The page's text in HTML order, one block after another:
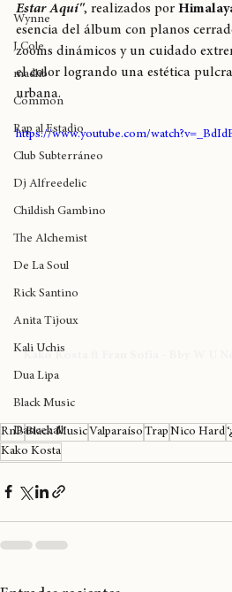
Protoje
Wynne
J Cole
madlib
Common
Rap al Estadio
Club Subterráneo
Dj Alfreedelic
Childish Gambino
The Alchemist
De La Soul
Rick Santino
Anita Tijoux
Kali Uchis
Dua Lipa
Black Music
Dancehall
Los videoclips de los sencillos "Bby
Estar Aquí" , realizados por
esencia del álbum con planos
zooms dinámicos y un cuidado
el color logrando una estética
urbana.
https://www.youtube.com/
Kako Kosta ft Fran Sofía - Bby W U
RnBBlack MusicValparaísoTrapNico Hard